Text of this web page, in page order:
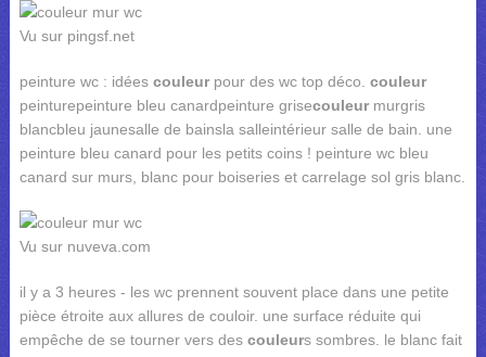
Vu sur pingsf.net
peinture wc : idées couleurpour des wc top déco. couleur
peinturepeinture bleu canardpeinture grisecouleurmurgris
blancbleu jaunesalle de bainsla salleintérieur salle de bain. une
peinture bleu canard pour les petits coins ! peinture wc bleu
canard sur murs, blanc pour boiseries et carrelage sol gris blanc.
Vu sur nuveva.com
il y a 3 heures - les wc prennent souvent place dans une petite
pièce étroite aux allures de couloir. une surface réduite qui
empêche de se tourner vers des couleurs sombres. le blanc fait